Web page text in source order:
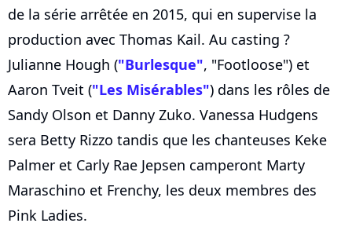
de la série arrêtée en 2015, qui en supervise la
production avec Thomas Kail. Au casting ?
Julianne Hough ("Burlesque", "Footloose") et
Aaron Tveit ("Les Misérables") dans les rôles de
Sandy Olson et Danny Zuko. Vanessa Hudgens
sera Betty Rizzo tandis que les chanteuses Keke
Palmer et Carly Rae Jepsen camperont Marty
Maraschino et Frenchy, les deux membres des
Pink Ladies.